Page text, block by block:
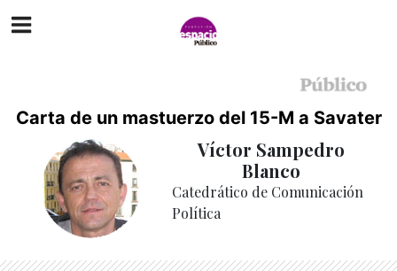
Carta de un mastuerzo del 15-M a Savater
Víctor Sampedro
Blanco
Catedrático de Comunicación
Política